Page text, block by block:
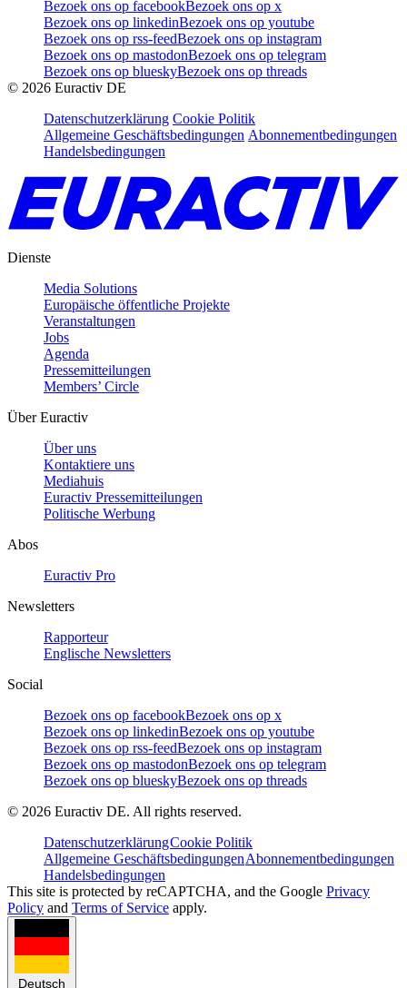
Bezoek ons op facebookBezoek ons op x
Bezoek ons op linkedinBezoek ons op youtube
Bezoek ons op rss-feedBezoek ons op instagram
Bezoek ons op mastodonBezoek ons op telegram
Bezoek ons op blueskyBezoek ons op threads
© 2026 Euractiv DE
Datenschutzerklärung Cookie Politik
Allgemeine Geschäftsbedingungen Abonnementbedingungen
Handelsbedingungen
Dienste
Media Solutions
Europäische öffentliche Projekte
Veranstaltungen
Jobs
Agenda
Pressemitteilungen
Members’ Circle
Über Euractiv
Über uns
Kontaktiere uns
Mediahuis
Euractiv Pressemitteilungen
Politische Werbung
Abos
Euractiv Pro
Newsletters
Rapporteur
Englische Newsletters
Social
Bezoek ons op facebookBezoek ons op x
Bezoek ons op linkedinBezoek ons op youtube
Bezoek ons op rss-feedBezoek ons op instagram
Bezoek ons op mastodonBezoek ons op telegram
Bezoek ons op blueskyBezoek ons op threads
© 2026 Euractiv DE. All rights reserved.
DatenschutzerklärungCookie Politik
Allgemeine GeschäftsbedingungenAbonnementbedingungen
Handelsbedingungen
This site is protected by reCAPTCHA, and the Google Privacy
Policy and Terms of Service apply.
Deutsch